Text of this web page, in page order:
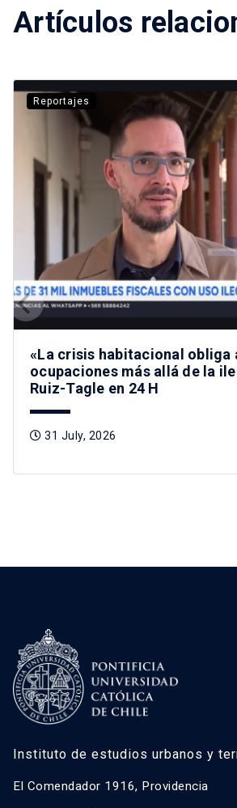
Artículos
Reportajes
«La crisis habitacional obliga
ocupaciones más allá de la
Ruiz-Tagle en 24 H
31 July, 2026
Instituto de estudios urbanos y
El Comendador 1916, Providencia